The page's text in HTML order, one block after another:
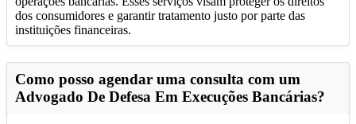
dos consumidores e garantir tratamento justo por parte das
instituições financeiras.
Como posso agendar uma consulta com um
Advogado De Defesa Em Execuções Bancárias?